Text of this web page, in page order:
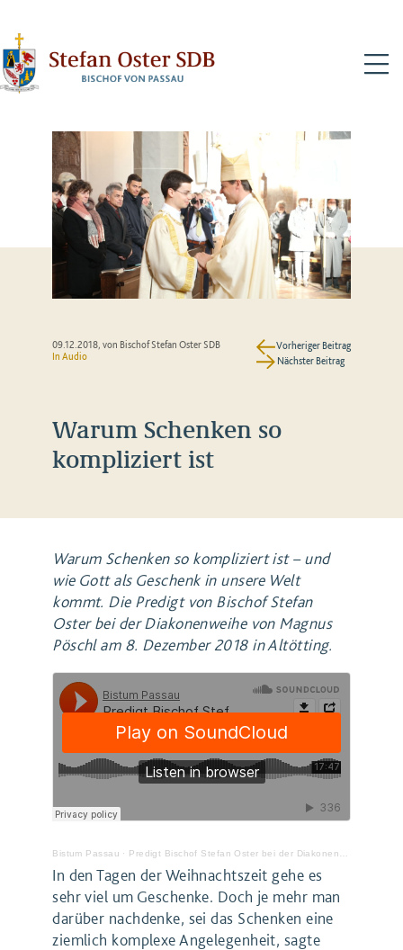
09.12.2018, von Bischof Stefan Oster SDB
In Audio
Vorheriger Beitrag
Nächster Beitrag
Warum Schenken so
kompliziert ist
Warum Schenken so kompliziert ist – und
wie Gott als Geschenk in unsere Welt
kommt. Die Predigt von Bischof Stefan
Oster bei der Diakonenweihe von Magnus
Pöschl am 8. Dezember 2018 in Altötting.
Bistum Passau · Predigt Bischof Stefan Oster bei der Diakonenweihe von Magnus Pöschl
In den Tagen der Weihnachtszeit gehe es
sehr viel um Geschenke. Doch je mehr man
darüber nachdenke, sei das Schenken eine
ziemlich komplexe Angelegenheit, sagte